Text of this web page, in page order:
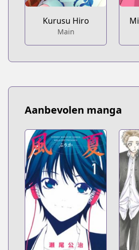
Kurusu Hiro
Main
Aanbevolen manga